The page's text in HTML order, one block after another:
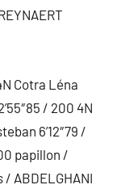
Cotra Léna
/ 200 4N
6’12″79 /
papillon /
/ ABDELGHANI